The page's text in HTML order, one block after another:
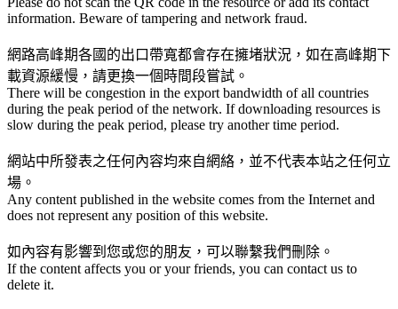
information. Beware of tampering and network fraud.
網路高峰期各國的出口帶寬都會存在擁堵狀況，如在高峰期下
載資源緩慢，請更換一個時間段嘗試。
There will be congestion in the export bandwidth of all countries
during the peak period of the network. If downloading resources is
slow during the peak period, please try another time period.
網站中所發表之任何內容均來自網絡，並不代表本站之任何立
場。
Any content published in the website comes from the Internet and
does not represent any position of this website.
如內容有影響到您或您的朋友，可以聯繫我們刪除。
If the content affects you or your friends, you can contact us to
delete it.